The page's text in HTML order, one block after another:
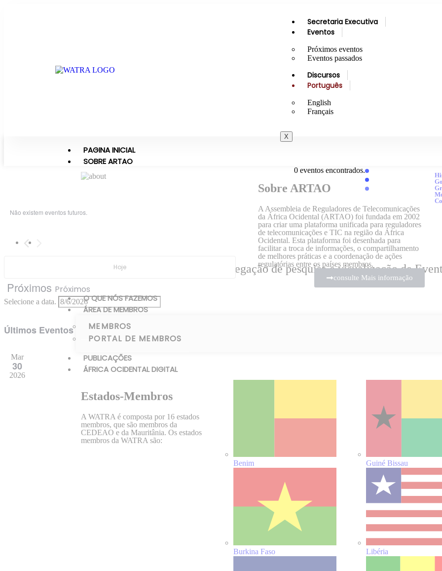
Secretaria Executiva
Eventos
Próximos eventos
Eventos passados
Discursos
Português
English
Français
X
PAGINA INICIAL
SOBRE ARTAO
Sobre ARTAO
A Assembleia de Reguladores de Telecomunicações
da África Ocidental (ARTAO) foi fundada em 2002
para criar uma plataforma unificada para reguladores
de telecomunicações e TIC na região da África
Ocidental. Esta plataforma foi desenhada para
facilitar a troca de informações, o compartilhamento
de melhores práticas e a coordenação de ações
regulatórias entre os países membros.
consulte Mais informação
O QUE NÓS FAZEMOS
ÁREA DE MEMBROS
MEMBROS
PORTAL DE MEMBROS
PUBLICAÇÕES
ÁFRICA OCIDENTAL DIGITAL
Estados-Membros
A WATRA é composta por 16 estados
membros, que são membros da
CEDEAO e da Mauritânia. Os estados
membros da WATRA são:
Benim
Burkina Faso
Guiné Bissau
Libéria
0 eventos encontrados.
Não existem eventos futuros.
Navegação de pesquisa e visualização de
Hoje
Próximos Próximos
Selecione a data.
Últimos Eventos
Mar
30
2026